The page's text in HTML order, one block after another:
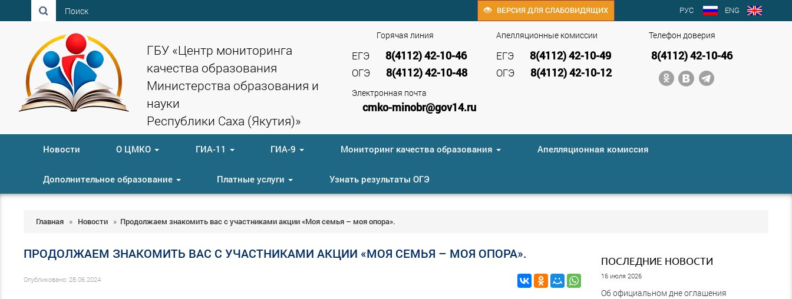
РУС ENG
ВЕРСИЯ ДЛЯ СЛАБОВИДЯЩИХ
Поиск
ГБУ «Центр мониторинга
качества образования
Министерства образования и
науки
Республики Саха (Якутия)»
Телефон доверия
8(4112) 42-10-46
Апелляционные комиссии
ЕГЭ 8(4112) 42-10-49
ОГЭ 8(4112) 42-10-12
Горячая линия
ЕГЭ 8(4112) 42-10-46
ОГЭ 8(4112) 42-10-48
Электронная почта
cmko-minobr@gov14.ru
Новости О ЦМКО ГИА-11 ГИА-9 Мониторинг качества образования Апелляционная комиссия
Дополнительное образование Платные услуги Узнать результаты ОГЭ
Главная » Новости » Продолжаем знакомить вас с участниками акции «Моя семья – моя опора».
ПРОДОЛЖАЕМ ЗНАКОМИТЬ ВАС С УЧАСТНИКАМИ АКЦИИ «МОЯ СЕМЬЯ – МОЯ ОПОРА».
Опубликовано: 28.06.2024
ПОСЛЕДНИЕ НОВОСТИ
16 июля 2026
Об официальном дне оглашения